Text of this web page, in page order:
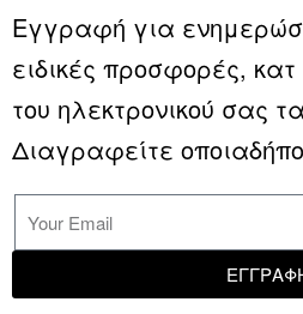
Εγγραφή για
ειδικές προσφορές, κατ
του ηλεκτρονικού σας
Διαγραφείτε